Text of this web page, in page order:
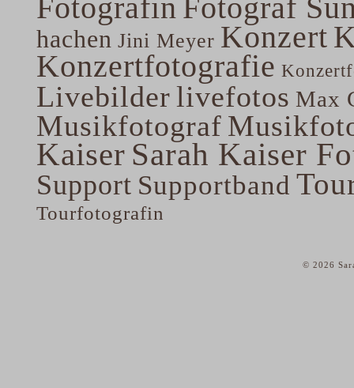
Fotografin Fotograf
hachen Jini Meyer Konzert
Konzertfotografie
Livebilderlivefotos Max
Musikfotograf
Kaiser Sarah Kaiser
Support Supportband
Tourfotografin
© 2026